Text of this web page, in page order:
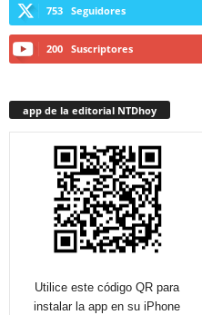
753 Seguidores
200 Suscriptores
app de la editorial NTDhoy
Utilice este código QR para
instalar la app en su iPhone